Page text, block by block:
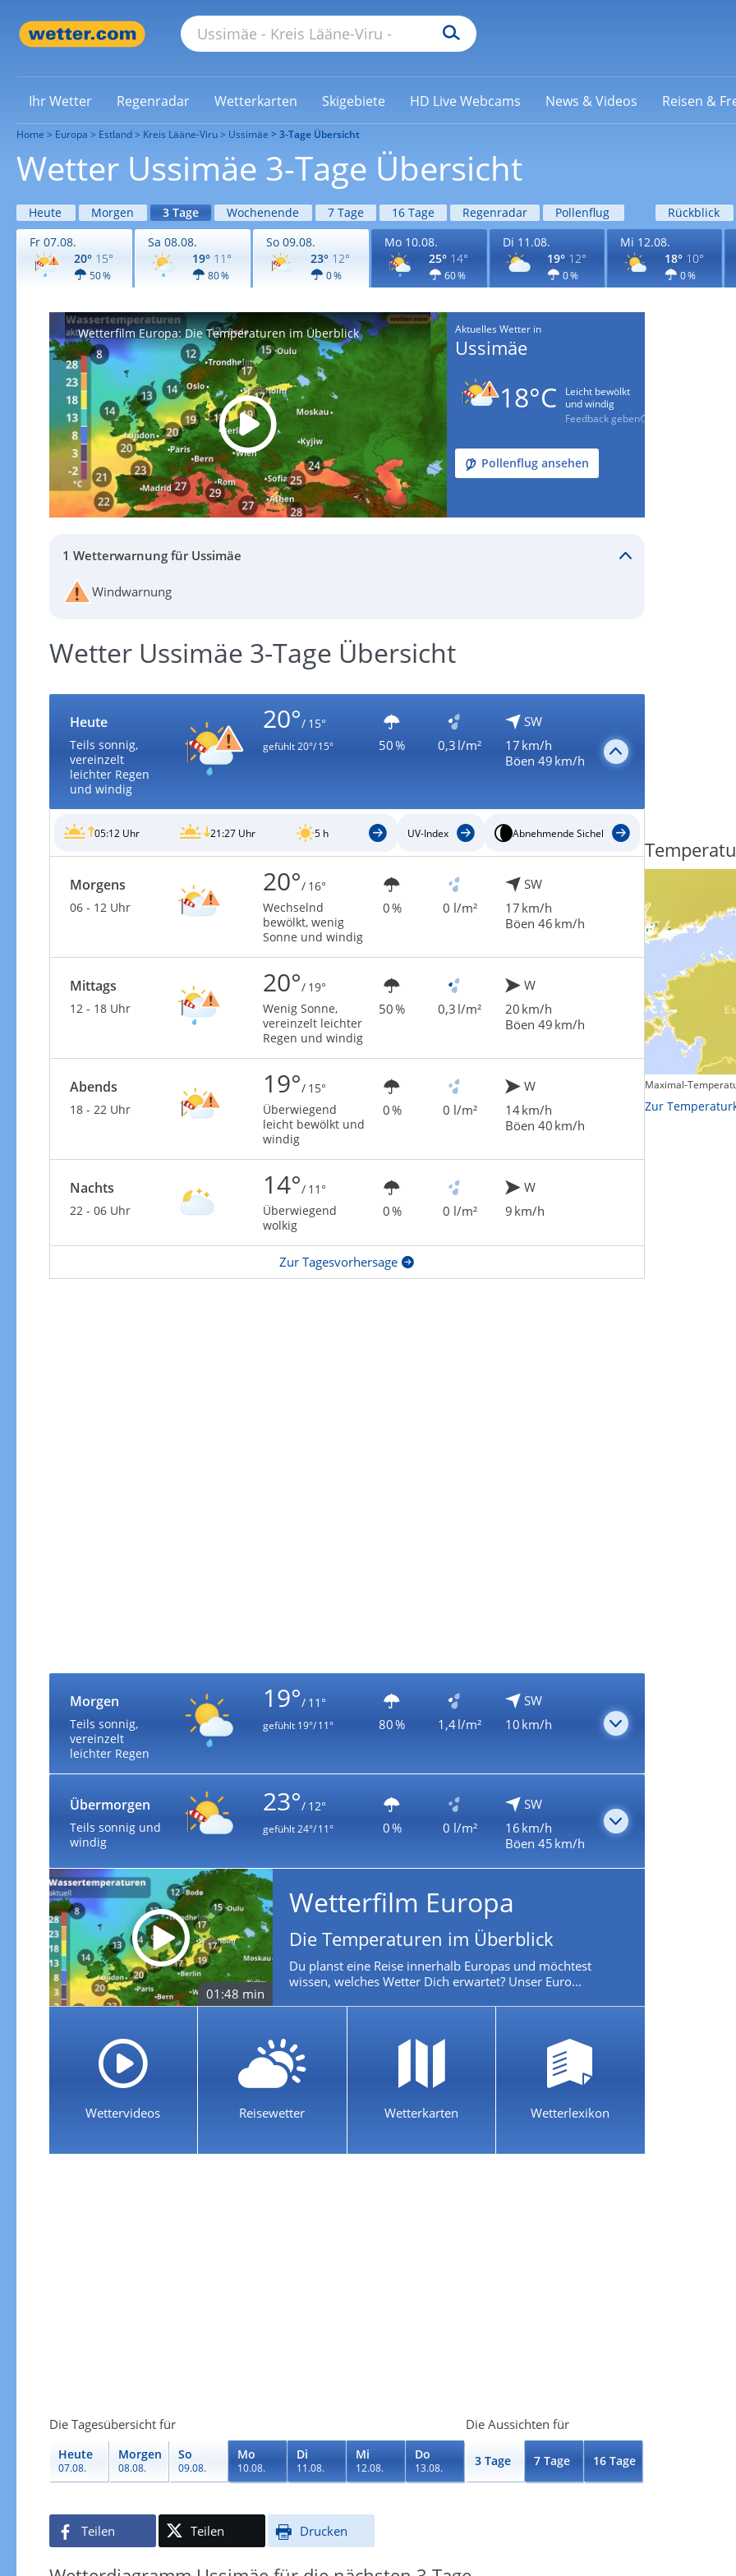
Ihr Wetter Regenradar Wetterkarten Skigebiete HD Live Webcams News & Videos Reisen &
Home Europa Estland Kreis Lääne-Viru Ussimäe 3-Tage Übersicht
Wetter Ussimäe 3-Tage Übersicht
Heute Morgen 3 Tage Wochenende 7 Tage 16 Tage Regenradar Pollenflug
Rückblick
Fr 07.08.
20° 15°
50 %
Sa 08.08.
19° 11°
80 %
So 09.08.
23° 12°
0 %
Mo 10.08.
25° 14°
60 %
Di 11.08.
19° 12°
0 %
Mi 12.08.
18° 10°
0 %
Wetterfilm Europa: Die Temperaturen im Überblick Aktuelles Wetter in
Ussimäe
18°C
Leicht bewölkt
und windig
Feedback geben
Pollenflug ansehen
1 Wetterwarnung für Ussimäe
Windwarnung
Wetter Ussimäe 3-Tage Übersicht
Heute
Teils sonnig,
vereinzelt
leichter Regen
und windig
20°/ 15°
gefühlt20°/ 15° 50 % 0,3 l/m²
SW
17 km/h
Böen 49 km/h
05:12 Uhr 21:27 Uhr 5 h UV-Index Abnehmende Sichel
Morgens
06 - 12 Uhr
20°/ 16°
Wechselnd
bewölkt, wenig
Sonne und windig
0 % 0 l/m²
SW
17 km/h
Böen 46 km/h
Mittags
12 - 18 Uhr
20°/ 19°
Wenig Sonne,
vereinzelt leichter
Regen und windig
50 % 0,3 l/m²
W
20 km/h
Böen 49 km/h
Abends
18 - 22 Uhr
19°/ 15°
Überwiegend
leicht bewölkt und
windig
0 % 0 l/m²
W
14 km/h
Böen 40 km/h
Nachts
22 - 06 Uhr
14°/ 11°
Überwiegend
wolkig
0 % 0 l/m²
W
9 km/h
Zur Tagesvorhersage
Morgen
Teils sonnig,
vereinzelt
leichter Regen
19°/ 11°
gefühlt19°/ 11° 80 % 1,4 l/m²
SW
10 km/h
Übermorgen
Teils sonnig und
windig
23°/ 12°
gefühlt24°/ 11° 0 % 0 l/m²
SW
16 km/h
Böen 45 km/h
01:48 min
Wetterfilm Europa
Die Temperaturen im Überblick
Du planst eine Reise innerhalb Europas und möchtest
wissen, welches Wetter Dich erwartet? Unser Euro...
Wettervideos Reisewetter Wetterkarten Wetterlexikon
Die Tagesübersicht für
Heute
07.08.
Morgen
08.08.
So
09.08.
Mo
10.08.
Di
11.08.
Mi
12.08.
Do
13.08.
Die Aussichten für
3 Tage 7 Tage 16 Tage
Teilen Teilen Drucken
Gewitterrisiko
Gewitterrisiko in 3h
Zur Gewitterrisikokarte
Regenradar
Zum animierten Regenradar Maximal-
Zur